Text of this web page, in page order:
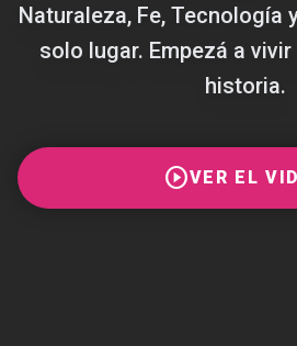
Naturaleza, Fe, Tecnología
solo lugar. Empezá a
historia.
play_circleVER EL